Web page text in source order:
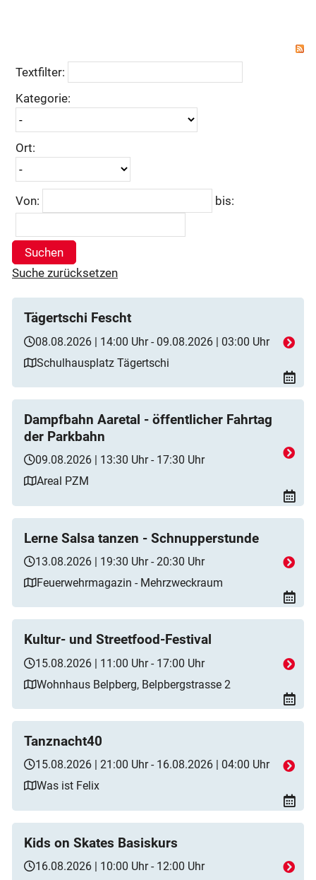
Textfilter:
Kategorie:
Ort:
Von: bis:
Suchen
Suche zurücksetzen
Tägertschi Fescht
08.08.2026 | 14:00 Uhr - 09.08.2026 | 03:00 Uhr
Schulhausplatz Tägertschi
Dampfbahn Aaretal - öffentlicher Fahrtag
der Parkbahn
09.08.2026 | 13:30 Uhr - 17:30 Uhr
Areal PZM
Lerne Salsa tanzen - Schnupperstunde
13.08.2026 | 19:30 Uhr - 20:30 Uhr
Feuerwehrmagazin - Mehrzweckraum
Kultur- und Streetfood-Festival
15.08.2026 | 11:00 Uhr - 17:00 Uhr
Wohnhaus Belpberg, Belpbergstrasse 2
Tanznacht40
15.08.2026 | 21:00 Uhr - 16.08.2026 | 04:00 Uhr
Was ist Felix
Kids on Skates Basiskurs
16.08.2026 | 10:00 Uhr - 12:00 Uhr